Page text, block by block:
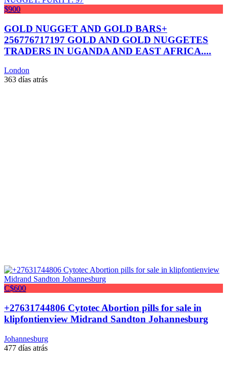
$900
GOLD NUGGET AND GOLD BARS+
256776717197 GOLD AND GOLD NUGGETES
TRADERS IN UGANDA AND EAST AFRICA....
London
363 días atrás
C$600
+27631744806 Cytotec Abortion pills for sale in
klipfontienview Midrand Sandton Johannesburg
Johannesburg
477 días atrás